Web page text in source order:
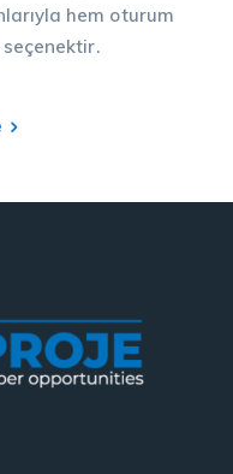
hem oturum
seçenektir.